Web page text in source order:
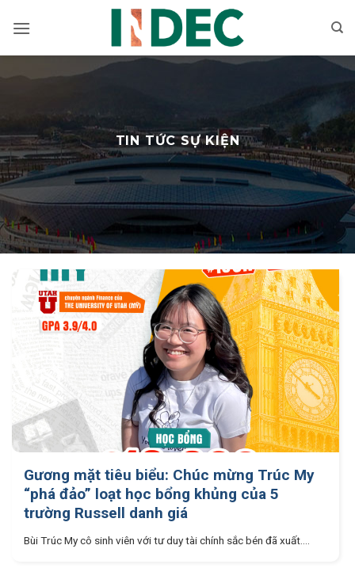
qua
TIN TỨC SỰ KIỆN
Gương mặt tiêu biểu: Chúc mừng Trúc My
“phá đảo” loạt học bổng khủng của 5
trường Russell danh giá
Bùi Trúc My cô sinh viên với tư duy tài chính sắc bén đã xuất....